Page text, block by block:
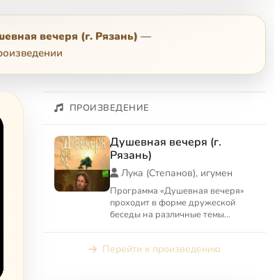
вечеря (г. Рязань) —
ПРОИЗВЕДЕНИЕ
Душевная вечеря (г.
Рязань)
Лука (Степанов), игумен
Программа «Душевная вечеря»
проходит в форме дружеской
беседы на различные темы
обсуждения в ...
Перейти к произведению